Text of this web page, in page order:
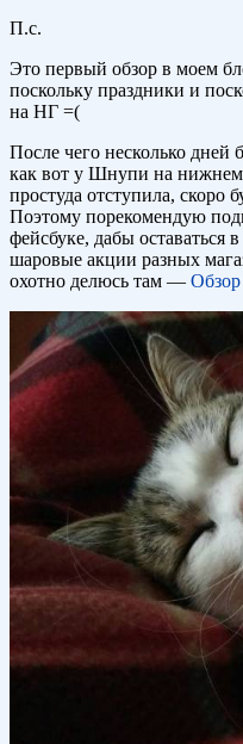
П.с.
Это первый обзор в моем
поскольку праздники и
на НГ =(
После чего несколько
как вот у Шнупи на
простуда отступила, скоро
Поэтому порекомендую
фейсбуке, дабы оставаться
шаровые акции разных
охотно делюсь там — Обзор